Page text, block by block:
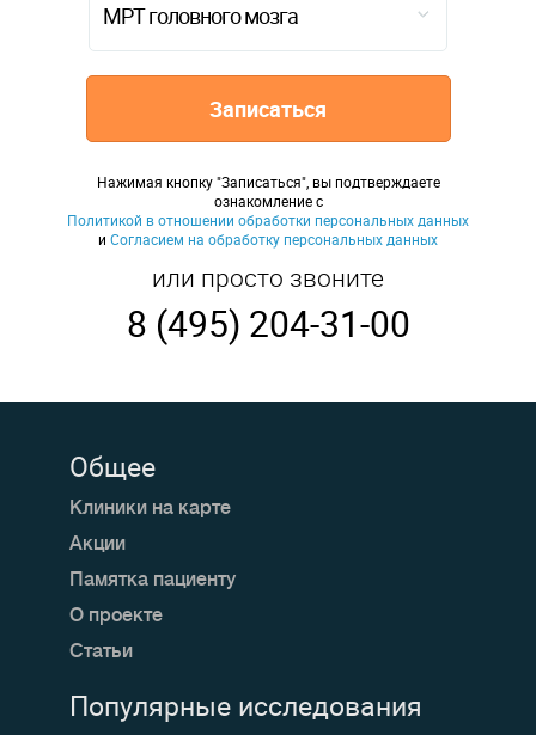
МРТ головного мозга
Записаться
Нажимая кнопку "Записаться", вы подтверждаете
ознакомление с
Политикой в отношении обработки персональных данных
и Согласием на обработку персональных данных
или просто звоните
8 (495) 204-31-00
Общее
Клиники на карте
Акции
Памятка пациенту
О проекте
Статьи
Популярные исследования